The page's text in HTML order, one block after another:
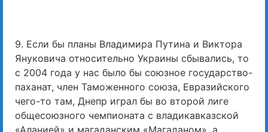
9. Если бы планы Владимира Путина и Виктора
Януковича относительно Украины сбывались, то
с 2004 года у нас было бы союзное государство-
паханат, член Таможенного союза, Евразийского
чего-то там, Днепр играл бы во второй лиге
общесоюзного чемпионата с владикавказской
«Аланией» и магаданским «Магаданом», а